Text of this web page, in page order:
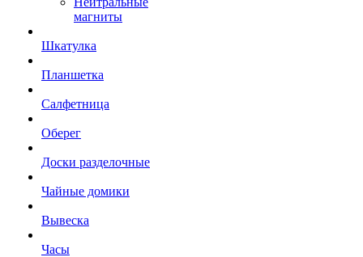
магниты
Шкатулка
Планшетка
Салфетница
Оберег
Доски разделочные
Чайные домики
Вывеска
Часы